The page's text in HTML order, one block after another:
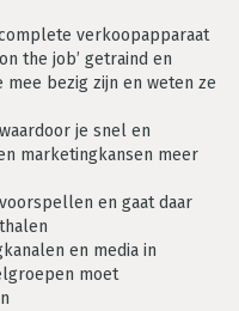
verkoopapparaat
the job’ getraind en
bezig zijn en weten ze
je snel en
marketingkansen meer
en gaat daar
en media in
moet